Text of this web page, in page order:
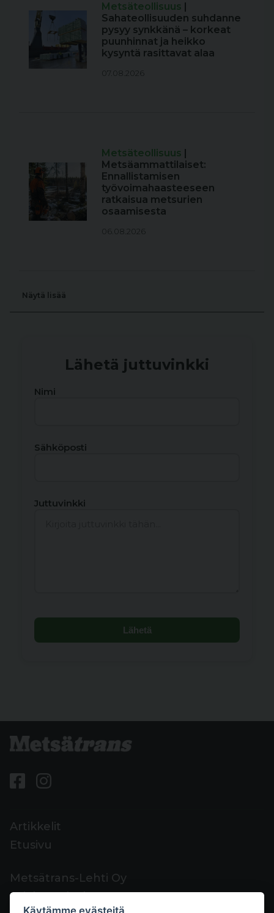
Metsäteollisuus
Sahateollisuuden suhdanne
pysyy synkkänä – korkeat
puunhinnat ja heikko
kysyntä rasittavat alaa
07.08.2026
Metsäteollisuus
Metsäammattilaiset:
Ennallistamisen
työvoimahaasteeseen
ratkaisua metsurien
osaamisesta
06.08.2026
Näytä lisää
Lähetä juttuvinkki
Nimi
Sähköposti
Juttuvinkki
Lähetä
Artikkelit
Etusivu
Metsätrans-Lehti Oy
Asiakaspalvelu
Käytämme evästeitä